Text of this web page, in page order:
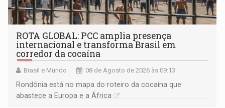
ROTA GLOBAL: PCC amplia presença
internacional e transforma Brasil em
corredor da cocaína
Brasil e Mundo 08 de Agosto de 2026 às 09:13
Rondônia está no mapa do roteiro da cocaína que
abastece a Europa e a África